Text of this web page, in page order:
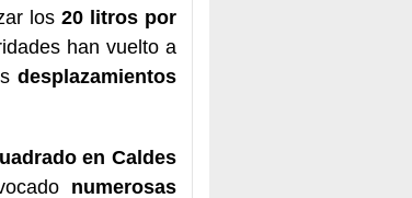
los 20 litros por
han vuelto a
desplazamientos
en Caldes
numerosas